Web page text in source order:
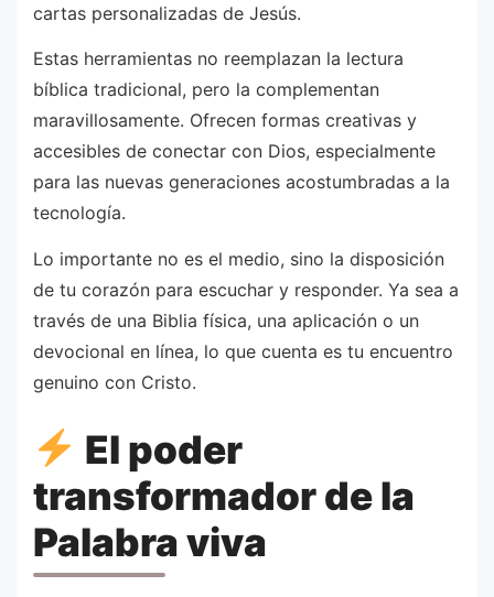
cartas personalizadas de Jesús.
Estas herramientas no reemplazan la lectura
bíblica tradicional, pero la complementan
maravillosamente. Ofrecen formas creativas y
accesibles de conectar con Dios, especialmente
para las nuevas generaciones acostumbradas a la
tecnología.
Lo importante no es el medio, sino la disposición
de tu corazón para escuchar y responder. Ya sea a
través de una Biblia física, una aplicación o un
devocional en línea, lo que cuenta es tu encuentro
genuino con Cristo.
El poder
transformador de la
Palabra viva